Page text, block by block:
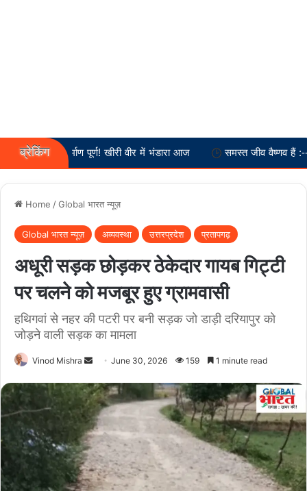
ब्रेकिंग
निर्माण पूर्ण! खीरी वीर में भंडारा आज समस्त जीव वैष्णव हैं :-- स्वामी
Home /Global भारत न्यूज़
Global भारत न्यूज़ अव्यवस्था उत्तरप्रदेश प्रतापगढ़
अधूरी सड़क छोड़कर ठेकेदार गायब गिट्टी
पर चलने को मजबूर हुए ग्रामवासी
हथिगवां से नहर की पटरी पर बनी सड़क जो डाड़ी दरियापुर को
जोड़ने वाली सड़क का मामला
Vinod Mishra
Send
email
June 30, 2026 159 1 minute read